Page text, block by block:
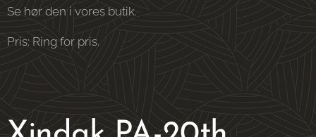
Se hør den i vores butik.
Pris: Ring for pris.